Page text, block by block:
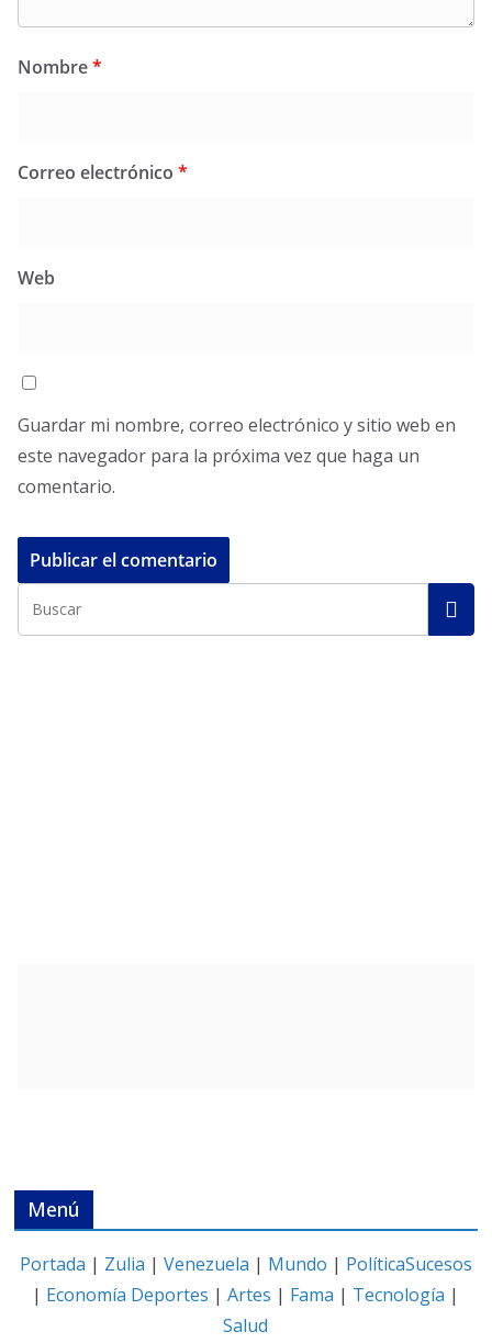
Nombre*
Correo electrónico *
Web
Guardar mi nombre, correo electrónico y sitio web en
este navegador para la próxima vez que haga un
comentario.
Menú
Portada | Zulia | Venezuela | Mundo | PolíticaSucesos
| Economía Deportes |Artes | Fama | Tecnología |
Salud